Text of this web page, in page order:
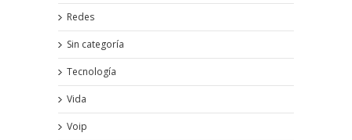
Redes
Sin categoría
Tecnología
Vida
Voip